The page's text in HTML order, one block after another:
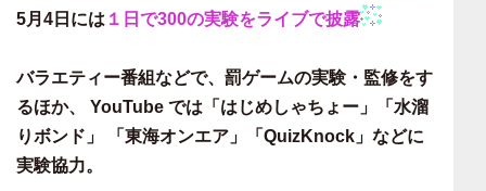
5月4日には １日で300の実験をライブで披露
バラエティー番組などで、罰ゲームの実験・監修をす
るほか、 YouTube では「はじめしゃちょー」「水溜
りボンド」 「東海オンエア」「QuizKnock」などに
実験協力。